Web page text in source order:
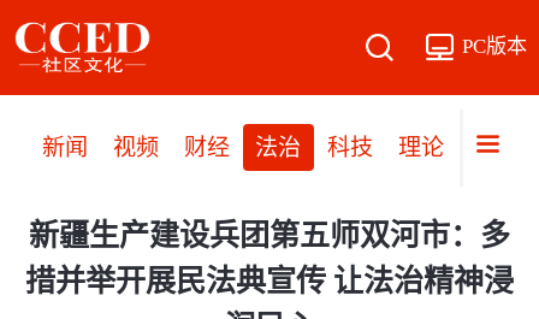
PC版本
新闻 视频 财经 法治 科技 理论 党建
新疆生产建设兵团第五师双河市：多
措并举开展民法典宣传 让法治精神浸